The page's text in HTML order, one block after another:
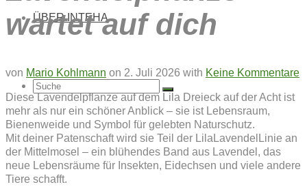
ÜBER INTEHA
Suche
nach:
wartet auf dich
von Mario Kohlmann on 2. Juli 2026 with Keine Kommentare
Diese Lavendelpflanze auf dem Lila Dreieck auf der Acht ist
mehr als nur ein schöner Anblick – sie ist Lebensraum,
Bienenweide und Symbol für gelebten Naturschutz.
Mit deiner Patenschaft wird sie Teil der LilaLavendelLinie an
der Mittelmosel – ein blühendes Band aus Lavendel, das
neue Lebensräume für Insekten, Eidechsen und viele andere
Tiere schafft.